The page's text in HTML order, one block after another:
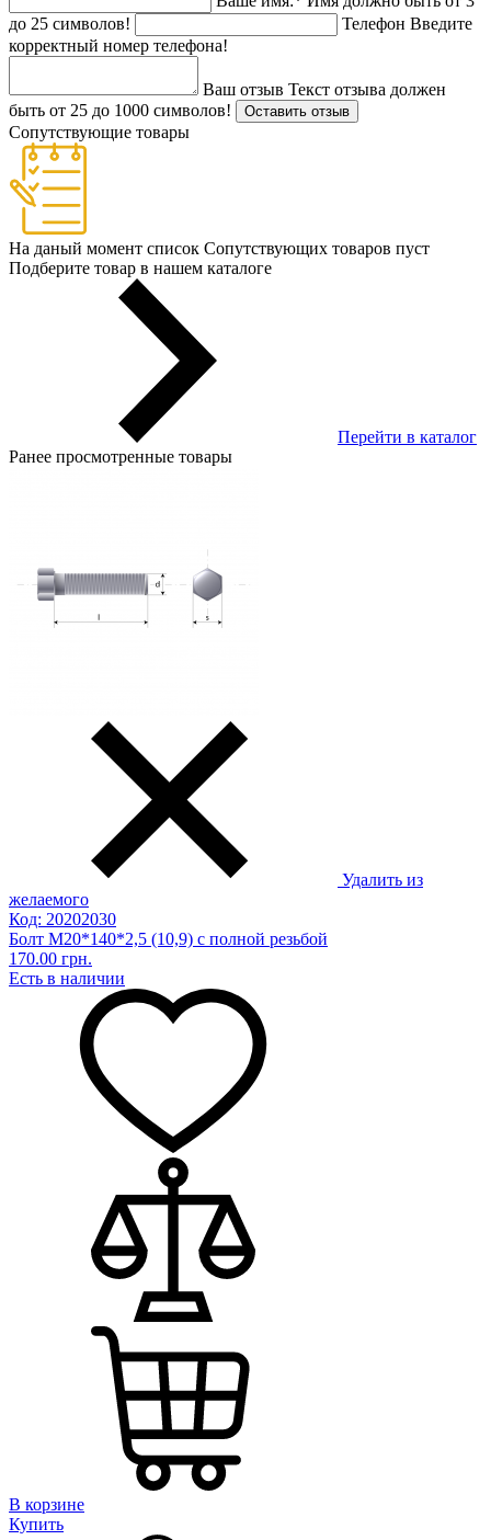
до 25 символов!
Телефон Введите
корректный номер телефона!
Ваш отзыв Текст отзыва должен
быть от 25 до 1000 символов!
Оставить отзыв
Сопутствующие товары
На даный момент список Сопутствующих товаров пуст
Подберите товар в нашем каталоге
Перейти в каталог
Ранее просмотренные товары
Удалить из
желаемого
Код: 20202030
Болт М20*140*2,5 (10,9) с полной резьбой
170.00 грн.
Есть в наличии
В корзине
Купить